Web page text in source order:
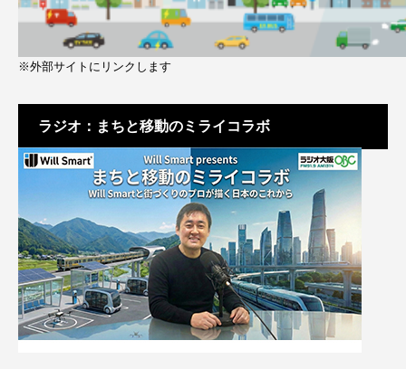
※外部サイトにリンクします
ラジオ：まちと移動のミライコラボ